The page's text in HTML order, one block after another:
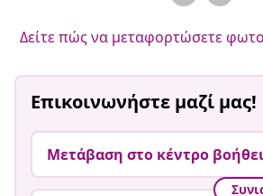
Δείτε πώς να μεταφορτώσετε
Επικοινωνήστε μαζί μας!
Μετάβαση στο κέντρο